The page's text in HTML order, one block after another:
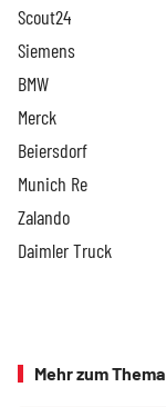
Scout24
Siemens
BMW
Merck
Beiersdorf
Munich Re
Zalando
Daimler Truck
Mehr zum Thema